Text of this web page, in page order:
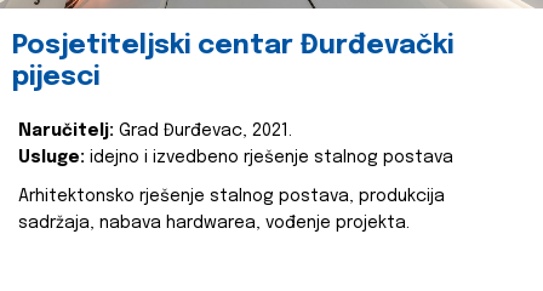
Posjetiteljski centar Đurđevački
pijesci
Naručitelj: Grad Đurđevac, 2021.
Usluge: idejno i izvedbeno rješenje stalnog postava
Arhitektonsko rješenje stalnog postava, produkcija
sadržaja, nabava hardwarea, vođenje projekta.